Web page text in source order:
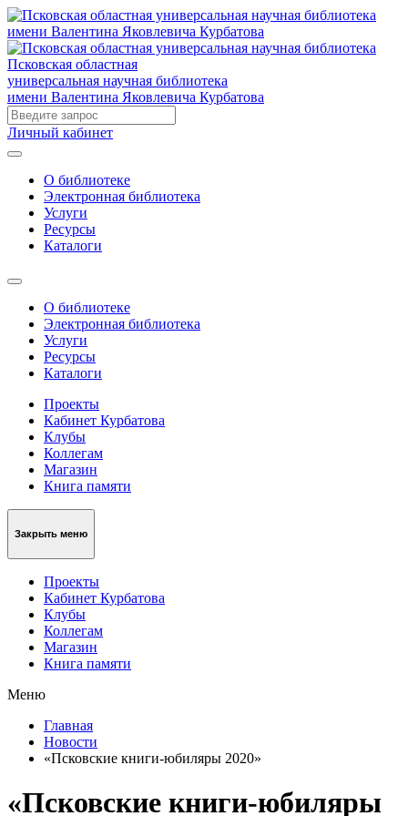
Псковская областная
универсальная научная библиотека
имени Валентина Яковлевича Курбатова
Личный кабинет
О библиотеке
Электронная библиотека
Услуги
Ресурсы
Каталоги
О библиотеке
Электронная библиотека
Услуги
Ресурсы
Каталоги
Проекты
Кабинет Курбатова
Клубы
Коллегам
Магазин
Книга памяти
Закрыть меню
Проекты
Кабинет Курбатова
Клубы
Коллегам
Магазин
Книга памяти
Меню
Главная
Новости
«Псковские книги-юбиляры 2020»
«Псковские книги-юбиляры